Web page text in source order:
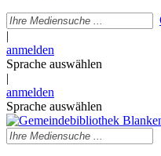
|
anmelden
Sprache auswählen
|
anmelden
Sprache auswählen